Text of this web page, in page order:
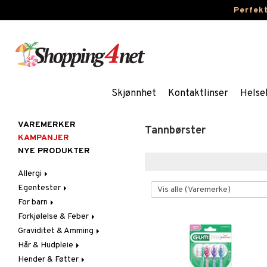
Skjønnhet Kontaktlinser
Tannbørster
VAREMERKER
KAMPANJER
NYE PRODUKTER
Allergi
Nesespray
Øyendråper
Egentester
Andre tester
Blodtrykkmåler
Graviditet & Eggløsning
For barn
Bleier
Blodstoppere
Feber, Forkjølelse & Verk
Hår
Forkjølelse & Feber
Feber
Febertermometre
Halsvondt & Heshet
Hoste
Graviditet & Amming
Brystbeskyttelse &
Innlegg
Hår & Hudpleie
Ansikt
Hender & Føtter